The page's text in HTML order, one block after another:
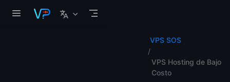
VPS SOS
VPS Hosting de Bajo
Costo